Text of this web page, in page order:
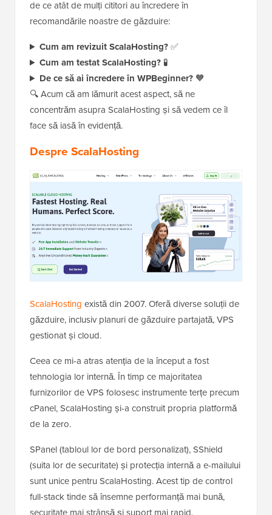
de ce atât de mulți cititori au încredere în
recomandările noastre de găzduire:
Cum am revizuit ScalaHosting?✅
Cum am testat ScalaHosting?🧪
De ce să ai încredere în WPBeginner?🧡
🔍 Acum că am lămurit acest aspect, să ne
concentrăm asupra ScalaHosting și să vedem ce îl
face să iasă în evidență.
Despre ScalaHosting
ScalaHosting există din 2007. Oferă diverse soluții de
găzduire, inclusiv planuri de găzduire partajată, VPS
gestionat și cloud.
Ceea ce mi-a atras atenția de la început a fost
tehnologia lor internă. În timp ce majoritatea
furnizorilor de VPS folosesc instrumente terțe precum
cPanel, ScalaHosting și-a construit propria platformă
de la zero.
SPanel (tabloul lor de bord personalizat), SShield
(suita lor de securitate) și protecția internă a e-mailului
sunt unice pentru ScalaHosting. Acest tip de control
full-stack tinde să însemne performanță mai bună,